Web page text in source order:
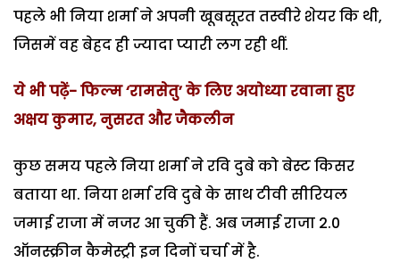
पहले भी निया शर्मा ने अपनी खूबसूरत तस्वीरे शेयर कि थी,
जिसमें वह बेहद ही ज्यादा प्यारी लग रही थीं.
ये भी पढ़ें- फिल्म ‘रामसेतु’ के लिए अयोध्या रवाना हुए
अक्षय कुमार, नुसरत और जैकलीन
कुछ समय पहले निया शर्मा ने रवि दुबे को बेस्ट किसर
बताया था. निया शर्मा रवि दुबे के साथ टीवी सीरियल
जमाई राजा में नजर आ चुकी हैं. अब जमाई राजा 2.0
ऑनस्क्रीन कैमेस्ट्री इन दिनों चर्चा में है.